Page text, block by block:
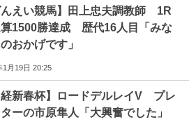
んえい競馬】田上忠夫調教師 1R
1500勝達成 歴代16人目「みな
おかげです」
1月19日 20:25
経新春杯】ロードデルレイV プレ
ーの市原隼人「大興奮でした」